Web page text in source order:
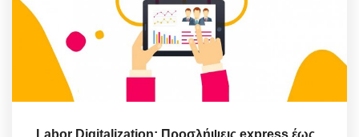
Labor Digitalization: Προσλήψεις express έως